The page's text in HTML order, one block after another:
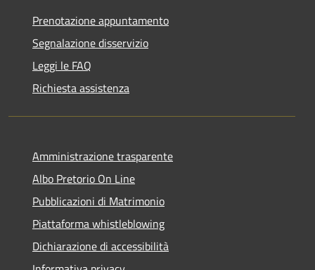
Prenotazione appuntamento
Segnalazione disservizio
Leggi le FAQ
Richiesta assistenza
Amministrazione trasparente
Albo Pretorio On Line
Pubblicazioni di Matrimonio
Piattaforma whistleblowing
Dichiarazione di accessibilità